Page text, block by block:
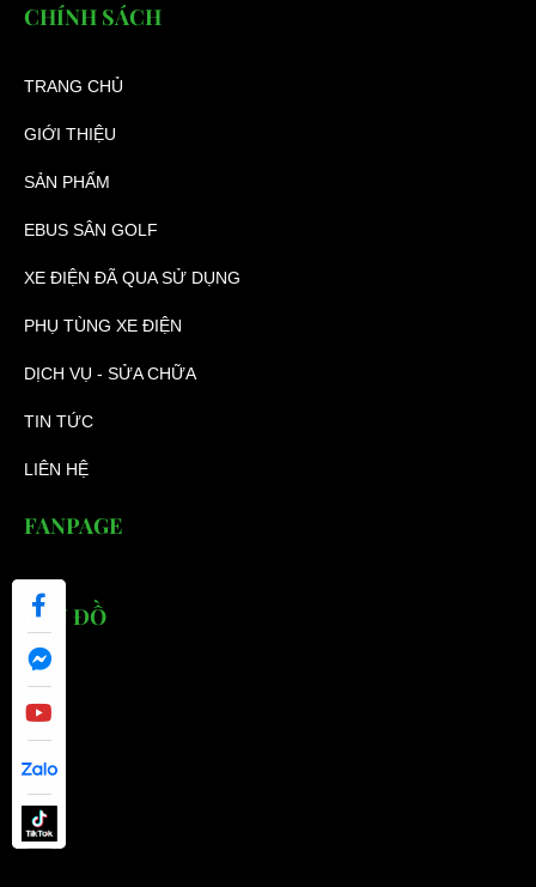
CHÍNH SÁCH
TRANG CHỦ
GIỚI THIỆU
SẢN PHẨM
EBUS SÂN GOLF
XE ĐIỆN ĐÃ QUA SỬ DỤNG
PHỤ TÙNG XE ĐIỆN
DỊCH VỤ - SỬA CHỮA
TIN TỨC
LIÊN HỆ
FANPAGE
BẢN ĐỒ